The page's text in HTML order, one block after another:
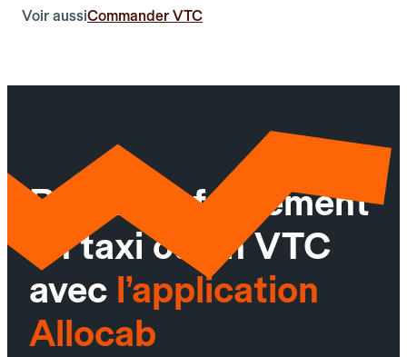
Voir aussiCommander VTC
Réservez facilement
un taxi ou un VTC
avec l’application
Allocab